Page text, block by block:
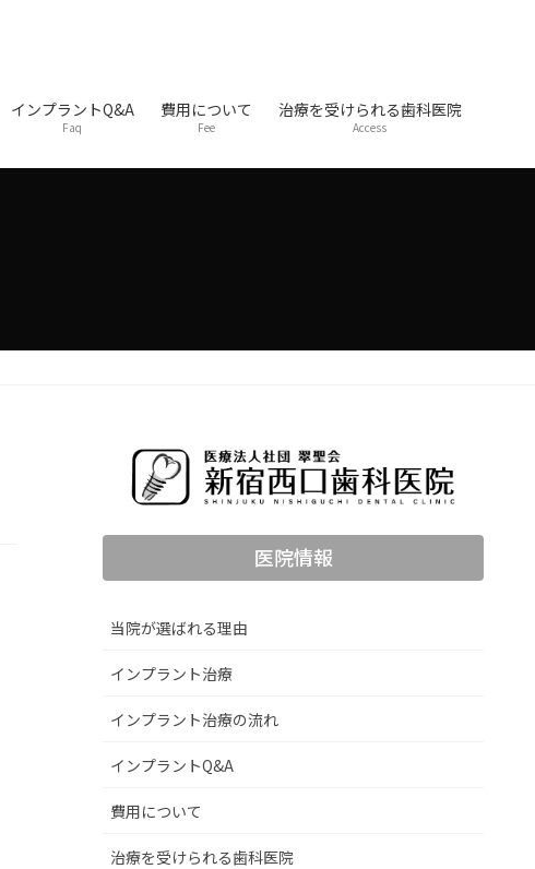
インプラントQ&A
Faq
費用について
Fee
治療を受けられる歯科医院
Access
医院情報
当院が選ばれる理由
インプラント治療
インプラント治療の流れ
インプラントQ&A
費用について
治療を受けられる歯科医院